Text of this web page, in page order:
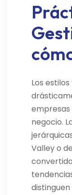
Los
empresas
negocio.
Valley o